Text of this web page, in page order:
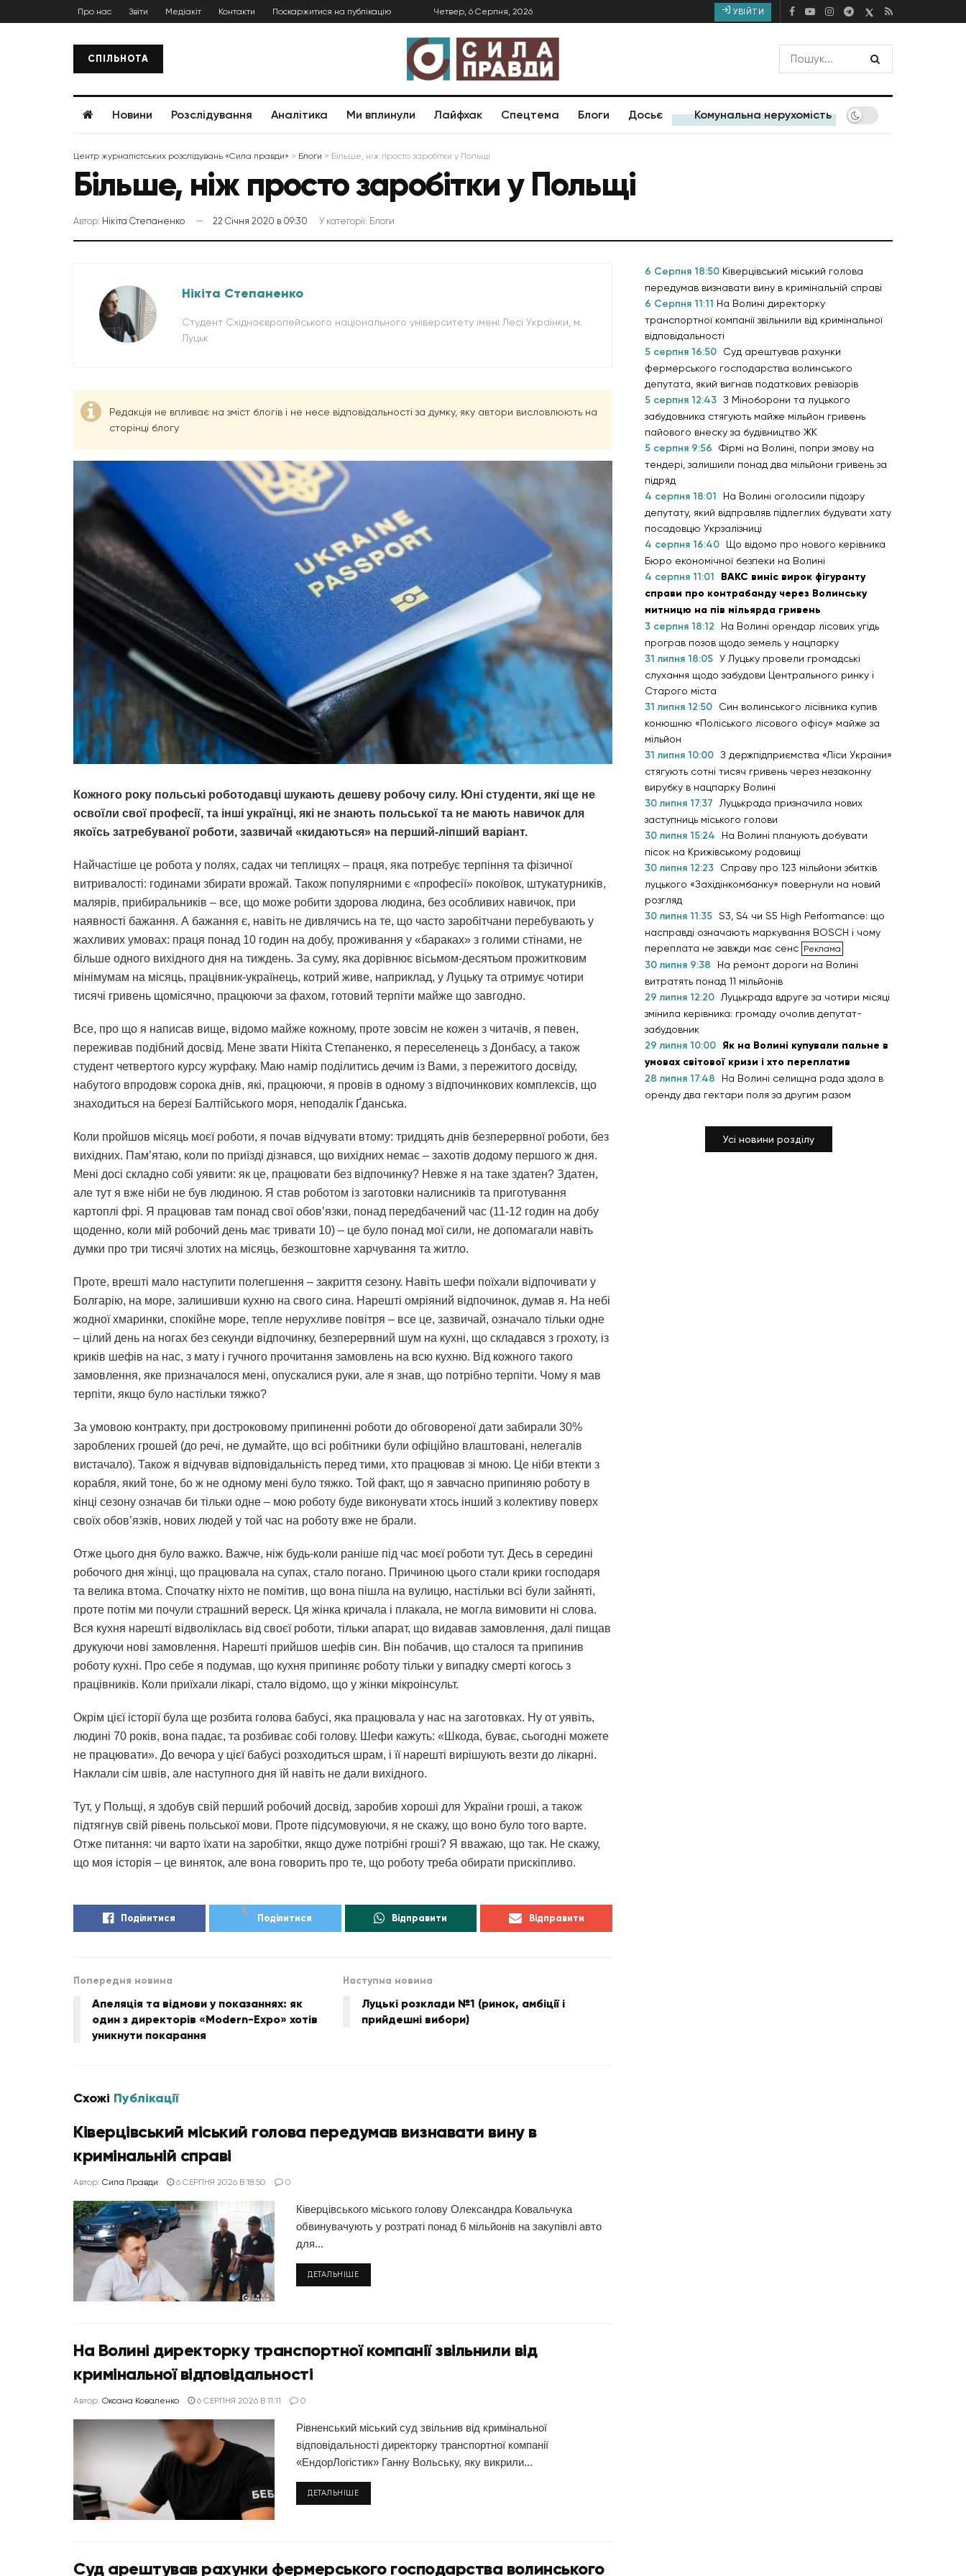
Про нас Звіти Медіакіт Контакти Поскаржитися на публікацію Четвер, 6 Серпня, 2026 УВІЙТИ
СПІЛЬНОТА
Новини Розслідування Аналітика Ми вплинули Лайфхак Спецтема Блоги Досьє Комунальна нерухомість
Центр журналістських розслідувань «Сила правди» > Блоги > Більше, ніж просто заробітки у Польщі
Більше, ніж просто заробітки у Польщі
Автор: Нікіта Степаненко 22 Січня 2020 в 09:30 У категорії: Блоги
Нікіта Степаненко
Студент Східноєвропейського національного університету імені Лесі Українки, м.
Луцьк
Редакція не впливає на зміст блогів і не несе відповідальності за думку, яку автори висловлюють на
сторінці блогу
Кожного року польські роботодавці шукають дешеву робочу силу. Юні студенти, які ще не
освоїли свої професії, та інші українці, які не знають польської та не мають навичок для
якоїсь затребуваної роботи, зазвичай «кидаються» на перший-ліпший варіант.
Найчастіше це робота у полях, садах чи теплицях – праця, яка потребує терпіння та фізичної
витривалості: годинами збирати врожай. Також популярними є «професії» покоївок, штукатурників,
малярів, прибиральників – все, що може робити здорова людина, без особливих навичок, при
наявності бажання. А бажання є, навіть не дивлячись на те, що часто заробітчани перебувають у
жахливих умовах: праця понад 10 годин на добу, проживання у «бараках» з голими стінами, не
більше одного вихідного дня на тиждень. За суму, яка дорівнює вісьмом-десятьом прожитковим
мінімумам на місяць, працівник-українець, котрий живе, наприклад, у Луцьку та отримує чотири
тисячі гривень щомісячно, працюючи за фахом, готовий терпіти майже що завгодно.
Все, про що я написав вище, відомо майже кожному, проте зовсім не кожен з читачів, я певен,
переживав подібний досвід. Мене звати Нікіта Степаненко, я переселенець з Донбасу, а також
студент четвертого курсу журфаку. Маю намір поділитись дечим із Вами, з пережитого досвіду,
набутого впродовж сорока днів, які, працюючи, я провів в одному з відпочинкових комплексів, що
знаходиться на березі Балтійського моря, неподалік Ґданська.
Коли пройшов місяць моєї роботи, я почав відчувати втому: тридцять днів безперервної роботи, без
вихідних. Пам’ятаю, коли по приїзді дізнався, що вихідних немає – захотів додому першого ж дня.
Мені досі складно собі уявити: як це, працювати без відпочинку? Невже я на таке здатен? Здатен,
але тут я вже ніби не був людиною. Я став роботом із заготовки налисників та приготування
картоплі фрі. Я працював там понад свої обов’язки, понад передбачений час (11-12 годин на добу
щоденно, коли мій робочий день має тривати 10) – це було понад мої сили, не допомагали навіть
думки про три тисячі злотих на місяць, безкоштовне харчування та житло.
Проте, врешті мало наступити полегшення – закриття сезону. Навіть шефи поїхали відпочивати у
Болгарію, на море, залишивши кухню на свого сина. Нарешті омріяний відпочинок, думав я. На небі
жодної хмаринки, спокійне море, тепле нерухливе повітря – все це, зазвичай, означало тільки одне
– цілий день на ногах без секунди відпочинку, безперервний шум на кухні, що складався з грохоту, із
криків шефів на нас, з мату і гучного прочитання замовлень на всю кухню. Від кожного такого
замовлення, яке призначалося мені, опускалися руки, але я знав, що потрібно терпіти. Чому я мав
терпіти, якщо було настільки тяжко?
За умовою контракту, при достроковому припиненні роботи до обговореної дати забирали 30%
зароблених грошей (до речі, не думайте, що всі робітники були офіційно влаштовані, нелегалів
вистачало). Також я відчував відповідальність перед тими, хто працював зі мною. Це ніби втекти з
корабля, який тоне, бо ж не одному мені було тяжко. Той факт, що я завчасно припиняю роботу в
кінці сезону означав би тільки одне – мою роботу буде виконувати хтось інший з колективу поверх
своїх обов’язків, нових людей у той час на роботу вже не брали.
Отже цього дня було важко. Важче, ніж будь-коли раніше під час моєї роботи тут. Десь в середині
робочого дня жінці, що працювала на супах, стало погано. Причиною цього стали крики господаря
та велика втома. Спочатку ніхто не помітив, що вона пішла на вулицю, настільки всі були зайняті,
проте потім ми почули страшний вереск. Ця жінка кричала і плакала, не могла вимовити ні слова.
Вся кухня нарешті відволіклась від своєї роботи, тільки апарат, що видавав замовлення, далі пищав
друкуючи нові замовлення. Нарешті прийшов шефів син. Він побачив, що сталося та припинив
роботу кухні. Про себе я подумав, що кухня припиняє роботу тільки у випадку смерті когось з
працівників. Коли приїхали лікарі, стало відомо, що у жінки мікроінсульт.
Окрім цієї історії була ще розбита голова бабусі, яка працювала у нас на заготовках. Ну от уявіть,
людині 70 років, вона падає, та розбиває собі голову. Шефи кажуть: «Шкода, буває, сьогодні можете
не працювати». До вечора у цієї бабусі розходиться шрам, і її нарешті вирішують везти до лікарні.
Наклали сім швів, але наступного дня їй навіть не дали вихідного.
Тут, у Польщі, я здобув свій перший робочий досвід, заробив хороші для України гроші, а також
підтягнув свій рівень польської мови. Проте підсумовуючи, я не скажу, що воно було того варте.
Отже питання: чи варто їхати на заробітки, якщо дуже потрібні гроші? Я вважаю, що так. Не скажу,
що моя історія – це виняток, але вона говорить про те, що роботу треба обирати прискіпливо.
Поділитися Поділитися Відправити Відправити
Попередня новина
Апеляція та відмови у показаннях: як
один з директорів «Modern-Expo» хотів
уникнути покарання
Наступна новина
Луцькі розклади №1 (ринок, амбіції і
прийдешні вибори)
Схожі Публікації
Ківерцівський міський голова передумав визнавати вину в
кримінальній справі
Автор: Сила Правди 6 СЕРПНЯ 2026 В 18:50 0
Ківерцівського міського голову Олександра Ковальчука
обвинувачують у розтраті понад 6 мільйонів на закупівлі авто
для...
ДЕТАЛЬНІШЕ
На Волині директорку транспортної компанії звільнили від
кримінальної відповідальності
Автор: Оксана Коваленко 6 СЕРПНЯ 2026 В 11:11 0
Рівненський міський суд звільнив від кримінальної
відповідальності директорку транспортної компанії
«ЕндорЛогістик» Ганну Вольську, яку викрили...
ДЕТАЛЬНІШЕ
Суд арештував рахунки фермерського господарства волинського
6 Серпня 18:50 Ківерцівський міський голова
передумав визнавати вину в кримінальній справі
6 Серпня 11:11 На Волині директорку
транспортної компанії звільнили від кримінальної
відповідальності
5 серпня 16:50
Суд арештував рахунки
фермерського господарства волинського
депутата, який вигнав податкових ревізорів
5 серпня 12:43 З Міноборони та луцького
забудовника стягують майже мільйон гривень
пайового внеску за будівництво ЖК
5 серпня 9:56
Фірмі на Волині, попри змову на
тендері, залишили понад два мільйони гривень за
підряд
4 серпня 18:01
На Волині оголосили підозру
депутату, який відправляв підлеглих будувати хату
посадовцю Укрзалізниці
4 серпня 16:40
Що відомо про нового керівника
Бюро економічної безпеки на Волині
4 серпня 11:01
ВАКС виніс вирок фігуранту
справи про контрабанду через Волинську
митницю на пів мільярда гривень
3 серпня 18:12
На Волині орендар лісових угідь
програв позов щодо земель у нацпарку
31 липня 18:05 У Луцьку провели громадські
слухання щодо забудови Центрального ринку і
Старого міста
31 липня 12:50
Син волинського лісівника купив
конюшню «Поліського лісового офісу» майже за
мільйон
31 липня 10:00 З держпідприємства «Ліси України»
стягують сотні тисяч гривень через незаконну
вирубку в нацпарку Волині
30 липня 17:37
Луцькрада призначила нових
заступниць міського голови
30 липня 15:24
На Волині планують добувати
пісок на Крижівському родовищі
30 липня 12:23
Справу про 123 мільйони збитків
луцького «Західінкомбанку» повернули на новий
розгляд
30 липня 11:35 S3, S4 чи S5 High Performance: що
насправді означають маркування BOSCH і чому
переплата не завжди має сенс
30 липня 9:38
На ремонт дороги на Волині
витратять понад 11 мільйонів
29 липня 12:20 Луцькрада вдруге за чотири місяці
змінила керівника: громаду очолив депутат-
забудовник
29 липня 10:00 Як на Волині купували пальне в
умовах світової кризи і хто переплатив
28 липня 17:48
На Волині селищна рада здала в
оренду два гектари поля за другим разом
Усі новини розділу